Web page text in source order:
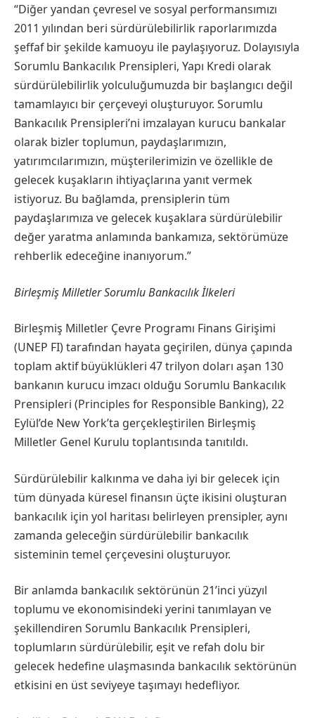
“Diğer yandan çevresel ve sosyal performansımızı
2011 yılından beri sürdürülebilirlik raporlarımızda
şeffaf bir şekilde kamuoyu ile paylaşıyoruz. Dolayısıyla
Sorumlu Bankacılık Prensipleri, Yapı Kredi olarak
sürdürülebilirlik yolculuğumuzda bir başlangıcı değil
tamamlayıcı bir çerçeveyi oluşturuyor. Sorumlu
Bankacılık Prensipleri’ni imzalayan kurucu bankalar
olarak bizler toplumun, paydaşlarımızın,
yatırımcılarımızın, müşterilerimizin ve özellikle de
gelecek kuşakların ihtiyaçlarına yanıt vermek
istiyoruz. Bu bağlamda, prensiplerin tüm
paydaşlarımıza ve gelecek kuşaklara sürdürülebilir
değer yaratma anlamında bankamıza, sektörümüze
rehberlik edeceğine inanıyorum.”
Birleşmiş Milletler Sorumlu Bankacılık İlkeleri
Birleşmiş Milletler Çevre Programı Finans Girişimi
(UNEP FI) tarafından hayata geçirilen, dünya çapında
toplam aktif büyüklükleri 47 trilyon doları aşan 130
bankanın kurucu imzacı olduğu Sorumlu Bankacılık
Prensipleri (Principles for Responsible Banking), 22
Eylül’de New York’ta gerçekleştirilen Birleşmiş
Milletler Genel Kurulu toplantısında tanıtıldı.
Sürdürülebilir kalkınma ve daha iyi bir gelecek için
tüm dünyada küresel finansın üçte ikisini oluşturan
bankacılık için yol haritası belirleyen prensipler, aynı
zamanda geleceğin sürdürülebilir bankacılık
sisteminin temel çerçevesini oluşturuyor.
Bir anlamda bankacılık sektörünün 21’inci yüzyıl
toplumu ve ekonomisindeki yerini tanımlayan ve
şekillendiren Sorumlu Bankacılık Prensipleri,
toplumların sürdürülebilir, eşit ve refah dolu bir
gelecek hedefine ulaşmasında bankacılık sektörünün
etkisini en üst seviyeye taşımayı hedefliyor.